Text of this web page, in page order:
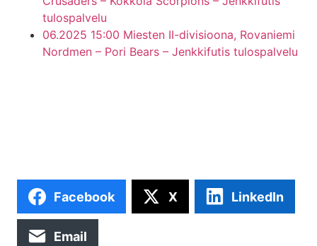
tulospalvelu
06.2025 15:00 Miesten II-divisioona, Rovaniemi
Nordmen – Pori Bears – Jenkkifutis tulospalvelu
Facebook X LinkedIn
Email